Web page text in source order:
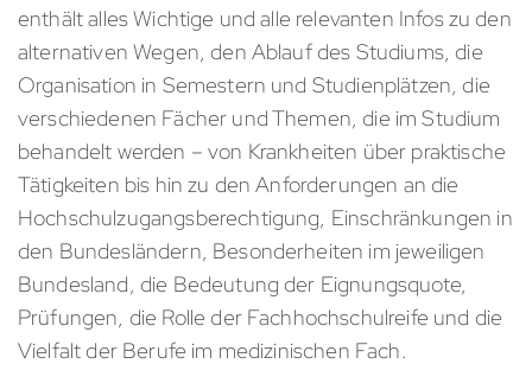
enthält alles Wichtige und alle relevanten Infos zu den
alternativen Wegen, den Ablauf des Studiums, die
Organisation in Semestern und Studienplätzen, die
verschiedenen Fächer und Themen, die im Studium
behandelt werden – von Krankheiten über praktische
Tätigkeiten bis hin zu den Anforderungen an die
Hochschulzugangsberechtigung, Einschränkungen in
den Bundesländern, Besonderheiten im jeweiligen
Bundesland, die Bedeutung der Eignungsquote,
Prüfungen, die Rolle der Fachhochschulreife und die
Vielfalt der Berufe im medizinischen Fach.